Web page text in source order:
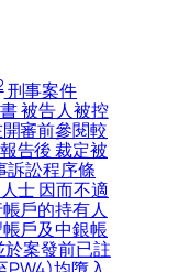
刑事案件2025年第314號 李發命令理由書 被告人被控兩項俗稱「洗黑錢」罪 本席在開審前參閱較早前所索取的兩份精神科醫生報告後 裁定被告人屬香港法例第221章《刑事訴訟程序條例》第75條所指的無行為能力人士 因而不適宜受審 被告人為兩個涉案銀行帳戶的持有人及唯一授權簽署人 分別為滙豐帳戶及中銀帳戶 兩個帳戶均由被告人開立 並於案發前已註銷 案中的四名控方證人(PW1至PW4)均墮入網上騙案 並按騙徒指示於2022年7月13至15日期間把款項存入上述帳戶 警方調查帳戶持有人後先後三次拘捕被告人 被告人在錄影會面中承認帳戶屬其所有 並表示曾把帳戶、提款卡及密碼交予陌生男子或朋友使用 又曾被帶往酒店及銀行提取大額現金並交予他人 並稱對帳戶內的交易並不知情 被告人自2022年起並無收入 主要依靠綜援金維持生活 本席按《刑事訴訟程序條例》第76條的要求 先後索取兩份精神科醫生報告及一份社會調查報告 並其後再索取進一步兩份精神科醫生報告及一份進一步社會調查報告 以全面了解被告人的精神狀況、社區支援及其家庭背景 本席為被告人第一次索取的精神科報告分別由廖醫生及蘇醫生負責撰寫 廖醫生指出 現年74歲的被告人自2025年中在小欖精神病治療中心接受評估期間持續出現誇大妄想症狀 包括聲稱擁有建築公司、管理多個元朗地盤、購買土地達7000萬元 以及管理十輛的士及跨境車隊 並被診斷患有伴隨行為及心理症狀的認知障礙症 廖醫生續指 雖然妄想症狀持續 但被告人在羈押期間並無暴力或擾亂的情況出現 社會調查報告由社會福利署青山醫院醫務社會服務組的社會工作主任Miss Wong撰寫 報告顯示 被告人與三名成年子女關係非常疏離 子女均拒絕參與被告人的福利安排 亦確認被告人從未擁有任何公司、地盤或的士 被告人曾因長期賭博而欠下巨額債務 最終變賣所有物業 現獨居於天水圍公屋 並於2017至2024年間領取長者生活津貼 探訪紀錄顯示 被告人缺乏家庭支援 其誇大妄想與欠缺病識感持續存在 並曾有暴力行為 Miss Wong認為 被告人對接受法定監管極為抗拒 因而令監護令的執行成效存疑 她認為被告人較適宜接受精神科醫院治療 綜合以上所述 本席注意到精神科醫生與社工在被告人的福利安排上提出不同建議：兩名精神科醫生認為被告人毋須住院 並認為監護令較為適合 相反 社工則認為監護令不可行 鑑於兩者意見出現明顯分歧 本席認為有必要索取進一步的精神科報告及社會調查報告 以釐清被告人的最新精神狀況 以及醫院令或監管和治療令的可行性 從而作出最符合被告人利益的處置, 旺角登打士街1號一間酒店對開 8日早上11時34分 一名女子疑由高處墮下 昏迷不醒 救護員接報到場 證實女事主當場死亡 警方初步調查後 證實55歲姓吳女事主為酒店租客 警方在其房間檢獲遺書 消息指 女事主獨身無子女 任職文員 生前受財務問題、濕疹、皮膚敏感及失眠所困, 黃大仙血案 寧靜的周六早上 黃大仙上邨昭善樓不少街坊還在夢鄉 一串斷斷續續的淒厲慘叫聲 氣氛驟然遽變 有昭善樓15樓女住戶憶述 當時聽到慘叫聲 不久歸於死寂 直至大批警員到場 走廊再嘈雜起來 她步出走廊赫見一地鮮血 方知曾有人遇襲重傷 形容：「個心仲震緊」, 刑事案件2025年第840號 鄧文廸判刑理由書 被告人承認一項「與未成年少女發生性行為」罪 被告人求情時聲稱 主觀相信該少女年之年齡為16歲或以上 案情：女童X於2011年7月出生 於2024年11月3日 女童X 13歲 X與劉姓男子於2023年認識 劉某與被告人是朋友 被告人透過社交軟件Threads和Instagram接觸X X與被告人在此之前並無任何接觸 被告人知道劉某與X是朋友 於2024年11月3日晚上 X登上被告人的兩門四座位黃綠色車輛 被告人隨即駕車前往某地 被告人把車輛停在某不知名地點後 被告人面向坐在前座的X X說被告人脫去X的褲子及內褲 並脫下自己的褲子 2024年12月6日 警方以「與未成年少女發生性行為」罪名拘捕被告人 在警誡下 被告人自願表示「條女同我講佢07年08年出世」 被告人背景及求情：被告人現年36歲 在香港出生 與年逾70歲的父親、年逾60歲的母親及孖生兄長同住 辯方指被告人與家人關係密切 一向孝順父母 並為家庭提供精神及經濟上的支持 審訊期間 亦有家人及朋友到庭陪伴 顯示被告人具有一定的家庭及社交支援網絡 被告人以往沒有刑事定罪紀錄 本案屬其初犯 他具大專學歷 辯方呈交被告人就學時期的證書及成績表 指其在校期間品行端正、勤奮向學 曾獲師長評為忠厚、認真及樂於學習 辯方指 本案的司法程序歷時約一年半 已對被告人的生活、工作及精神狀況造成重大影響 本案與其過往的品行及生活表現並不相符 屬一次性的失足行為 辯方呈交五封求情信 分別由被告人的多年好友、母親、女友、朋友及被告人本人撰寫 各信大致形容被告人為人善良、內斂、有禮、對工作負責、孝順父母及重視朋友 並無不良嗜好 其親友表示 被告人在事件發生後感到羞愧、懊悔及承受相當心理壓力 亦承諾日後會繼續給予支持及督促 被告人在親自撰寫的求情信中表示 他從未預料自己會觸犯刑事法例 對自己的行為深感後悔 並感謝家人、女友及朋友一直支持 他承諾會汲取教訓 重新生活及回饋社會, 傷亡訴訟2025年第227號 原告人蘇書幼 被告人懲教署 判決書 2025年9月 原告人入稟本法院向被告人追討人身傷亡賠償 背景：原告人於2001年偷渡到香港產子 因非法居留罪而被判處監禁6個月 根據申索陳述書 原告人聲稱於監禁期間 曾被強行還押於小欖精神治療中心 並注射藥物(原告人指稱為「傻仔針」) 導致她在2001年底誕下的兒子患有中度弱智和腦癇症 原告人要求被告人為上述指稱事件向她賠償 根據其2025年10月9日的損害賠償陳述書 申索賠償包括聲稱兒子的痛苦和「永久性失去人生樂趣及生活情趣」以及「永久性失去工作能力」 所指「特別損害賠償」則包括「這些年我同兩個女兒為照顧兒子(所承受的苦難和折磨)及這些年我全力照顧兒子(失去婚姻、失去事業、無法工作)」等, 科大內地生杜茂森(20歲 學生)涉愚人節在社交媒體發布訊息 揚言要殺死10人 被告透露在遼寧大連出生 2023年來港就入讀科技大學計算機延伸人工智能學位 辯方盤問時形容身高有約1.9米的被告是「身形熊人咁大 但純似小羔羊」辯方續指 被告拘留期間 曾因精神狀態及情緒緊張 兩度被送到將軍澳醫院, 武漢市前高官兒子肖銳涉為父在港洗黑錢6400萬判囚! 區域法院刑事案件2025年第425號 被告人肖銳判刑理由書 被告人肖銳於本席前經審訊後被裁定5項控罪罪名成立 包括4項俗稱“洗黑錢”罪及1項“使用虛假文書的副本”罪 本案的相關案情 本席於裁決理由書經已作出詳細描述 在此不贅。被告人的父親肖军曾任武漢市檢察院反瀆職調查局局長 內地基建承建商湖北國潤實業投資有限公司(國潤)董事姚谦 為想取得武漢抽水站建造項目合約 曾向肖軍求助 肖軍向姚索400萬元人民幣賄款。被告人背景及求情 被告人現年37歲 1989年1月29日於武漢出生 為家中獨子 他已婚 育有1女 現年6歲 太太與女兒現居深圳。被告人的母親项锦蓉於1間國內醫院任文職職位 據稱亦有從商 被告人的父母現正於內地被調查。被告人於2004年15歲時前往澳洲讀中學 並於2013年6至7月大學畢業後回國 於武漢管理1間研發及生產激光焊接設備的公司 月薪人民幣12000元 其後曾於香港投資與友人共同開設公司 涉及包括資產管理 證券及房地產 但成績未如理想 嚴重虧蝕數千萬港元 最後結業。被告人過往並沒有任何刑事定罪紀錄。代表被告人的蔡資深大律師陳詞 指就本案而言 被告人於2023年9月13日被廉政公署拘捕 2024年6月12日被落案起訴。因為本案的緣故 被告人從被起訴至今未曾與家人聯絡或相見。太太現在獨力撫養女兒 不免面對種種生活困難。就被告人來說 他已經錯過了陪伴女兒度過塑造期、見證她成長的珍貴時光。預期被告人將要面對非短暫的刑期 他必然會錯過見證女兒長大成人的經過。他的父母年紀亦不輕 被告人能否獲釋後與他們團聚亦成疑問, 近日 香港高等法院官網披露了一份判決書 將趙薇前夫黃有龍拖延多年、涉及數億港元中介服務費及利息的跨境賭債糾紛 再度拉回公眾視野 黃有龍此次賭債糾紛 需從2015年初說起 彼時 黃有龍兼具多重公眾身份 為人所熟知的是其為影視明星趙薇配偶 名下配備私人飛機 常年往來海外從事投資與休閒活動 原告蔡一鳳的工作任務則是招攬高凈值客戶、協調賭場貴賓博彩信貸 2015年2月下旬 在蔡一鳳的安排下 黃有龍前往珀斯皇冠賭場(以下簡稱「皇冠」)參與賭博 並向蔡一鳳申請大額籌碼信貸 因黃有龍當時已在多家賭場背負存量賭債 皇冠集團內部風控拒絕直接向其發放大額信貸額度 要求蔡一鳳尋找第三方承接這筆信貸業務風險 依托蔡一鳳的人脈紐帶等特殊資源 一項精心設計的「內部賭場安排」隨即落地 用以規避皇冠直接放貸的風險 2015年2月25日 黃有龍飛抵珀斯 攜4000萬澳元籌碼入場 僅兩天時間 這筆巨額籌碼便輸個精光 黃有龍旋即要求追加信貸 於是 蔡一鳳和林、司二人再度運作 利用林、司應得的賭場中介傭金進行抵消 使黃有龍再度獲得2000萬澳元籌碼 戲劇的是 這2000萬澳元同樣在短短幾天內很快就輸光 至此 黃有龍6天之內便輸光了6000萬澳元 赵薇与黄有龙2008年结婚 2010年诞下女儿“小四月” 两人曾联手活跃于资本市场 2024年12月28日 赵薇宣布与黄有龙离婚多年 两人婚姻关系在法律上早已解除 据报道 赵薇发文当天 黄有龙被追债 一家名为智择创投有限公司入禀香港高等法院 要求黄有龙归还欠款共计7.53亿港币 外界认为 港媒以“赵薇丈夫”称呼黄有龙 赵薇宣布离婚是拒绝因黄有龙的债务问题被继续牵连, 警方全力打擊工廈不法跨境毒品活動 西九龍總區重案組於今日凌晨時份採取雷霆行動 突擊搜查紅磡區內3幢目標工業大廈 辦案人員成功搗破3間掩人耳目的派對房間(Party Room) 揭發有人在內大搞「毒品派對」 當場檢獲5款不同種類的懷疑毒品 並拘捕至少19男7女 案情顯示 涉案的不法分子手段極其隱蔽 該派對房間的主持人以工廈作掩護 暗中在上址經營具相當規模的「高級私竇」 為了吸引豪客並增加收入 負責人更公然聘請多名「女公關」在場內穿梭招呼客人 據了解 該私竇的收費昂貴 光顧的顧客中不乏海內外的富貴人家 而當場落網的大部份被捕男女 均是持有雙程證到港的內地訪客, 高等法院原訟法庭小額錢債審裁處上訴案件2026年第20號 申索人(答辯人)律政司司長訴被告人(上訴人)鄭小魚判決理由書 背景 被告人於2022年5月下旬 在荷蘭旅遊期間遇劫 因此向中國大使館求助 最終在中國大使館的安排下 獲取一些生活費用 以及回港機票 申索人是律政司 代表香港特別行政區政府 律政司的案情指被告人跟中國大使館簽訂了一份還款承諾書(“該還款承諾書”) 其內容明文規定被告人須向香港特別行政區政府作出還款 而欠款金額為港幣51649.45 這是中國大使館向被告人提供的各種協助所產生的 雖然香港特別行政區政府並不是該還款承諾書的簽約方 根據《合約(第三方權利)條例》(香港法例第623章)第4(1)(b)條 香港特別行政區政府在該還款承諾書中明確獲得利益 因此有權透過法律程序強制執行該承諾書的條款, 韓國人氣男團SEVENTEEN成員Mingyu金珉奎今日上午11時出席尖沙咀海港城的宣傳活動 有網民在社交平台Threads發文 指凌晨零時已有約500人在海港城外的街頭通宵排隊 場面相當墟冚 至早上粉絲獲准進入商場 惟有人等候期間疑大便失禁 在場人士連忙舉噴霧驅散臭味, 元朗警區特別職務隊昨日於區內展開代號「火石」(FLINTSTONE)的打擊非法賣淫活動行動 行動中 人員共拘捕24名內地女子 年齡介乎16至44歲 其中一名女子被捕時身穿阿根廷球星美斯的10號球衣, 土瓜灣有人倒斃屋內 今日早上10時59分 土瓜灣道78號定安大廈一單位傳出臭味 揭發死者全身赤裸浸在浴桶內 明顯死亡一段時間 經調查後證實死者是53歲姓翁女住客 據了解 死者獨居 租住上址超過兩年 生前於一家夜冷舖工作超過20年 由於最近兩個月沒有交租 地產代理今早上門了解, 區域法院刑事案件2023年第384號 嚴御風裁決理由書 被告人在本席席前面對4項俗稱「洗黑錢」罪 他否認所有控罪並親自出庭作供 簡單而言 控方認為被告人竟然在其仍然是大學生時代持有及操控4個分別有多達$677100(控罪一)、$62900(控罪二)、$1533850(控罪三)及$118710(控罪四)存款進入的戶口 控方的證據亦支持 被告人在案發相關時段的報稅紀錄 分別顯示沒有、$161940及$67559的收入 而這等數額均不能解釋以上多且頻密的存款 被告人個人亦沒有物業或其他資產 換句話說 控方的案建基於：「20.倘若法庭拒絕接納被告的證供 控方證據足以證明其收入及財政背景與他在各控罪所處理的財產並不相稱 他有理由理由相信該等控罪金額全部或部分屬於可公訴罪行的得益 即便法庭接納被告出售父親攝影器材套現的說法 控方仍能成功證明被告有合理理由相信各控罪至少部分的金額屬於可公訴罪行的得益 」(後加強調)據了解 控方的立場是即使法庭接納被告人有出售父親送給他的攝影器材套現 餘數也可構成「洗黑錢」 畢竟 依控方之說被告人所謂「出售套現」也只有90多萬元 當然 戶口中有出現過合法活動不代表全部款項都是合法的接收 是故控方認為被告人有理由相信涉案金額有部分(即售賣器材套現外的餘數款項)是從可公訴罪行的得益而因為處理這部分款項而觸犯「洗黑錢」罪行, 深水址鬧市驚現鱷魚 昨日一條約1.5米長暹羅鱷被發現在大埔道54號大廈一樓陽台 嚇煞住戶 事後警方追查鱷魚的飼主下落 並於今日凌晨進入鄰廈一個單位 檢獲多隻爬蟲類動物 部分屬瀕危物種 拘捕一名35歲姓鍾本地女子 漁護署人員在單位內發現共63隻爬行、兩棲及節肢動物 連同早前捕獲的一條鱷魚 人員檢獲30隻屬《瀕危野生動植物種國際貿易公約》附錄列明的瀕危爬行動物 包括屬《公約》附錄I的三隻圓尾蜥 及屬《公約》附錄II的10隻龜、10隻蜥蜴及六條蛇 涉及的物種包括亞達伯拉象龜、草原巨蜥、紅尾蚺及緬甸蟒等, 2021至2025年 中小學學生懷疑輕生身亡個案累計達141宗 去年有31宗全港中小學學生懷疑自殺身亡的個案 當中中學生佔總個案數目約90% 小學生個案則佔約10% 男學生佔總個案數目約59% 女學生則佔約41% 相關研究指出 自殺包括企圖自殺是一個複雜問題 由多方面因素互相影響而成 主要來自人際關係 包括家庭、社交或感情方面問題 及個人問題 如學習及學校適應、抑鬱情緒及精神病等 而每個個案背後原因不盡相同, 區域法院刑事案件2025年第425號 肖銳裁決理由書 本案涉及1名原籍中國武漢 父親為當地的政府官員的人士 他經投資入境計劃獲得香港居留權 控方指控他於申請投資入境計劃時 行使虛假文書副本 及之後在香港處理多筆來歷不明的款項 辯方案情 就其背景資料 被告人指他於1989年於武漢出生 為家中獨子 現年37歲 已婚 育有1女兒 現年6歲 他於2004年15歲時前往澳洲讀中學 並於2013年6至7月大學畢業後回國 被告人的父親(肖军)曾任武漢市監察院反瀆職調查局局長 現正被調查；被告人對肖军的政府及政治網絡並不熟悉 亦未曾參與其官方宴會或社交活動 被告人的母親(项锦蓉)為商人 曾經營3間公司 分別名為銳澤、武漢市金梅園林綠化有限公司及湖北省錦新源電力工程有限公司 銳澤為1間研發及生產激光焊接設備的公司 起初由母親與其他合夥人成立 其後母親於2013年透過收購其他合夥人的股份增至持股70% 再由被告人接手其股份並管理該公司 被告人並無參與金梅園林及錦新源的業務 對此兩間公司認知不多 亦不知母親的身分或職位 對母親的商界朋友亦不熟悉 但母親曾告知被告人 2013年至2018年間她自金梅園林每年獲得數百萬元收入；錦新源於2000年已成立 她於2016年曾從錦新源收取2,000萬元的現金分紅 由於擔心受內地調查 他不欲與母親過多聯繫 故無法就金梅園林及錦新源事宜提供文件證明 盤問及覆問時被告人才提及母親一直於醫院任職 起初擔任手術室護士 其後轉為文職, 裁判法院上訴案件2025年第251號 上訴人陳偉聰判案書 上訴人承認一項營辦賭場罪 被判處8星期監禁 上訴人承認的案情顯示 2024年12月12日2314時 警方派出警員喬裝賭客到案發單位進行臥底行動 該單位位於工業大廈內 面積約450平方呎 內有一張德州撲克桌及一張電動麻雀桌 當時在場者包括上訴人、同案的第二被告、八名男子及一名女子 上訴人向臥底警員打招呼 收取其2,000元標記鈔票 並兌換成面值2000元的籌碼 約於2315時 撲克遊戲開始 由第二被告擔任荷官 臥底警員與七名男子及一名女子為賭客 上訴人起初沒有參與該輪撲克遊戲 完成一輪撲克遊戲後 第二被告暫時離開案發地點 上訴人接替其成為荷官 撲克遊戲繼續進行 約15分鐘後 第二被告返回並再次接替荷官職務 上訴人則改為以賭客身分參與遊戲 期間 有兩名男子離開且未再返回 另有一名男子進入並參加遊戲 2024年12月13日0016時 臥底警員假裝要使用洗手間 並為持賭博授權令的警員開門突擊搜查 當時上訴人、第二被告、七名男子及一名女子正圍繞撲克桌 調查顯示 上訴人為案發地點負責人 負責管理場地、接待賭客及提供賭博籌碼兌換服務 上訴人於0020時被捕 求情 辯方求情時指上訴人現年27歲 大學畢業 家中有父母及外婆 是家中經濟支柱 他曾於統計處任職非公務員合約的員工 月入約21000元 判刑時則無業 辯方稱上訴人熱愛德州撲克 以月租9,000元租用案發單位 其中一個目的是作休閒場所 供同好進行德州撲克牌娛樂 並非以盈利為主要目的 辯方強調本案賭場規模不大、營運時間短 請求法庭考慮非監禁式刑罰, 區域法院刑事案件2025年第89號莊曉斌判刑理由書被告經審訊後被裁定一項猥褻侵犯另一人罪罪名成立 違反《刑事罪行條例》(第200章)第122(1)條 被告案發時18歲 現年20歲 案情摘要本案發生於2024年1月1日凌晨 被告與事主X 以及數名朋友 於證人控方第二證人住所內聚會、吃晚飯、飲酒及慶祝跨年 及後各人進入控方第二證人住所的睡房 睡房面積不大 環境擠迫 燈光昏暗 事主當時上身穿白色T恤及胸圍 下身只穿內褲 並以被子遮蓋下半身 案發可分為兩個階段 第一階段發生於房內仍有多人在場之時 被告先以手彈事主右腳腳趾 事主即時把腳縮回被內 並以言語表示「唔好搞我」 其後 被告再把手伸入被內 隔着內褲觸碰事主的陰部一下 事主即時捉住被告的手並把之揈開 再次以言語要求被告停止 第二階段發生於其他人離開房間及單位後 房內只餘事主與被告之時 事主在半睡半醒之間 感到有人隔着內褲觸碰其臀部 繼而有人揭開其內褲 其後 被告扯高事主的T恤及胸圍 令其乳頭外露 再以口吸啜其右邊乳頭約十多秒 被告又嘗試親吻事主嘴部 事主把頭轉開後 被告改為親吻其右頸 被告的個人背景及求情 被告於2005年10月16日在香港出生 現年20歲 案發時18歲 報告顯示 被告出生後曾返回福建生活及就讀 至2016年來港與父母同住 被告來自基層家庭 父親任職地盤工人 母親於2025年7月病逝 另有一名兄長居於內地 與被告甚少聯絡 被告小學階段表現尚可 升讀中學後學業及行為表現轉差 曾因打架及恐嚇同學而被記過 報告指出 被告性格較衝動 自制能力不足 被告其後入讀青年學院 於2024年7月完成商業職專文憑課程 並於案發後曾任職吊機操作員 月入約港幣25000元 本席接納被告案發前有一定良好品格及更生基礎, KOL女實習醫生被捕, 女被告吳為宜(30歲 報稱辦公室助理)被控於2026年1月11日於藍田啟田商場惠康超級市場偷竊22包貓糧、22罐貓糧及5包紙碟 總值778元 另被控於同日在觀塘警署搜查室管有一個煙彈載有0.62克液體內含尼古丁 辯方求情稱 被告一直參與流浪貓救助工作 並呈上香港愛護動物協會義工「貓婆」的求情信 指二人向來會在西營盤日夜輪班照顧流浪貓 被告亦會自資購買貓糧 信中提及 被告早前撿到一隻患嚴重腹膜炎的貓「肥妹」 雖收入只有1.4萬元 仍支付2萬元醫院訂金 涉案貓糧並非自用 其家中亦沒有飼養貓 而是因涉案貓糧含益生菌用作救助該貓, 醫管局今日最新宣布已即時解僱明愛醫院一名KOL女實習醫生 涉事的女實習醫生姓黎、洋名Angel 24歲本地女子 被揭涉及多次行為不當 包括違規用X光機為自己照膝頭 要求正在屯門醫院當值的醫生男友 跨區到她當時實習的律敦治醫院幫忙 擅用他人帳號登入臨床醫療系統 瀏覽屯門醫院的病人紀錄, 《2023全港拾荒者研究調查報告》推算 全港拾荒者人數介乎2791至3456人 每天回收量介乎138.17噸至159.25噸 調查顯示 整體拾荒者工作年期中位數已增至7年 每周工作中位數為7天 平均每日買賣增至2.64次 工作時數增至5.27小時, 年屆75歲的鄧婆婆 自2003年「沙士」起開始拾荒 每一晚 鄧婆婆拖着沉重的發泡膠箱和紙皮 游走太子及旺角一帶的路面穿梭 長年累月的勞損 導致她嚴重駝背 推車時幾乎整個人彎成90度 躬着身推車 幾乎連前方的路也看不清 鄧婆婆並非無親無故 可是年屆76歲丈夫亦已失去工作能力 3名兒子雖已出身 且各自成家 惟自顧不暇 難以給予家用 她直言「自己(3個兒子)都顧唔掂 會顧你？」兩老無依無靠 鄧婆婆只能自食其力 繼續在街頭苦幹 慨嘆「好淒涼 一生一世都好淒涼 如果唔淒涼 我幾十歲就唔做啦 」, 5月份的一個晚上 記者在觀塘與一名不願透露姓名的女士細說其拾荒之路 她當時身穿反光衣 忙於在瑞和街街市一帶執拾紙皮 她的手推車上滿載大大小小的紙箱、紙皮 收集堆疊好後 便彎身推車往附近祟仁圍的垃圾站整理 她憶述 廿幾卅年以來 已聽聞有3、4個拾荒者發生車禍 「畀車撞倒去咗醫院瞓咗覺啦‥‥‥有啲連車仔都畀人車爛 」但她直言「梗係路邊行啦 行人路行唔怕畀人鬧呀？」這位女士的拾荒的「年資」很淺 曾經做過酒店、多間酒樓樓面、但因社會運動及疫情 2019年起為了供養3名子女讀書 才外出四處回收紙皮 時至今日 即使其中有子女已順利畢業 並在知名會計師樓羅兵咸工作 她仍不能退下來 堅持為另一名正修讀護理系的幼女籌措學費和宿舍費 她直言「咁我要交學費啊 個個讀5年 唔使交學費咩？一年6萬 連埋宿舍要6萬元 唔使交學費 唔使食飯咩？」, 裁判法院上訴案件2025年第262號 上訴人龍臘梅判案書 上訴人作證時38歲 她與第一任前夫於2009年7月透過網絡聊天認識 同年9月到青島與他定居 並於2010年8月誕下兒子 她於2018年1月與前夫離婚 因前夫酗酒和動手 2023年2月至3月 上訴人透過微信搖一搖小程序認識證人陳偉倫(控方證人) 上訴人感到自己年紀不小 想盡快結婚生子 她與證人確認過希望以結婚為目的交往 他們透過微信短訊和微信語音發展關係 於2023年5月11日 上訴人於深圳與證人首次見面 由於上訴人覺得證人的外型很符合她的審美 於是第二天她問證人要不要與她結婚 而當時證人亦回答可以 於2023年6月12日 她與證人到貴州 目的是回去上訴人的家鄉結婚 翌日(6月13日)他們去登記結婚 因為上訴人想在鄉下多留一兩天 證人就乘車回廣州 因時間太晚 上訴人替證人安排了廣州的住宿 於6月14日 證人回港 於2023年6月15日 二人在深圳見面 並發生性關係 之後至同年9月 二人保持以微信聯絡 於2023年9月20日 上訴人去香港找證人 同年9月26至10月3日 上訴人來港 期間有與證人食飯並去酒店「開房」 之後兩個月 上訴人也有來港 2024年1月20日 上訴人在微信對證人說「親愛嘅老公 28號係我生日 －齊食飯」 二人繼而在1月30日食飯並拍照 因上訴人的父母一直追問何時辦婚禮 所以拍照發給父母讓他們安心 2024年2月 她才發現證人有賭博的問題 於2024年3月 她向證人提出離婚 但證人叫她自己想辦法 上訴人指2024年9月 她聘請律師辦理離婚 而2025年2月內地法院就離婚立案, 太古城母女命案